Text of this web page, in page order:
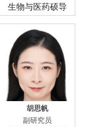
生物与医药硕导
胡思帆
副研究员